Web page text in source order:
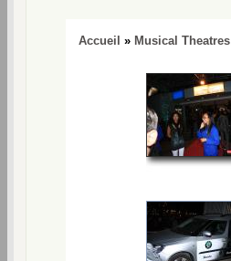
Accueil » Musical Theatres